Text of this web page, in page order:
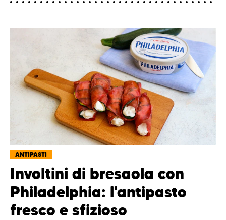
ANTIPASTI
Involtini di bresaola con
Philadelphia: l'antipasto
fresco e sfizioso